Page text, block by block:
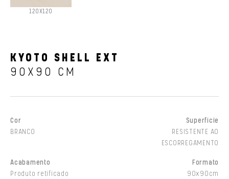
120X120
KYOTO SHELL EXT
90X90 CM
Cor
BRANCO
Superfície
RESISTENTE AO
ESCORREGAMENTO
Acabamento
Produto retificado
Formato
90x90cm